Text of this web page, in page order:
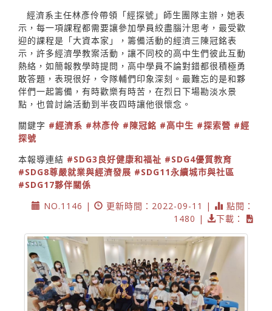
經濟系主任林彥伶帶領「經探號」師生團隊主辦，她表
示，每一項課程都需要讓參加學員絞盡腦汁思考，最受歡
迎的課程是「大資本家」，籌備活動的經濟三陳冠銘表
示，許多經濟學教案活動，讓不同校的高中生們彼此互動
熱絡，如簡報教學時提問，高中學員不論對錯都很積極勇
敢答題，表現很好，令隊輔們印象深刻。最難忘的是和夥
伴們一起籌備，有時歡樂有時苦，在烈日下場勘淡水景
點，也曾討論活動到半夜四時讓他很懷念。
關鍵字 #經濟系 #林彥伶 #陳冠銘 #高中生 #探索營 #經
探號
本報導連結 #SDG3良好健康和福祉 #SDG4優質教育
#SDG8尊嚴就業與經濟發展 #SDG11永續城市與社區
#SDG17夥伴關係
NO.1146 |
更新時間：2022-09-11 |
點閱：
1480 |
下載：